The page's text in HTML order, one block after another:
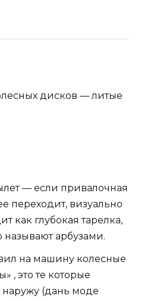
дисков — литые
— если привалочная
переходит, визуально
как глубокая тарелка,
называют арбузами.
на машину колесные
, это те которые
(дань моде